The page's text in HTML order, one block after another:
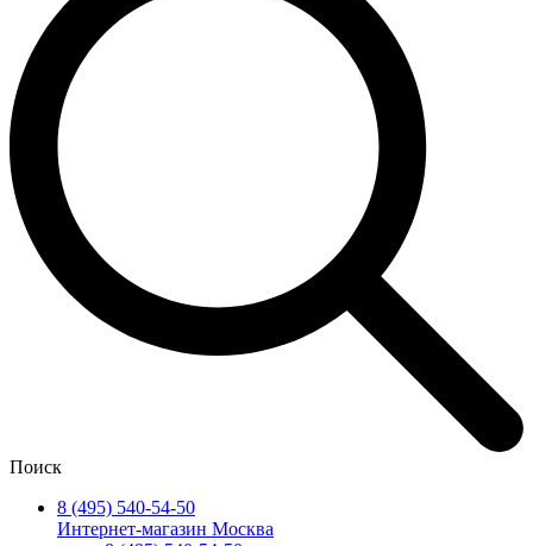
Поиск
8 (495) 540-54-50
Интернет-магазин Москва